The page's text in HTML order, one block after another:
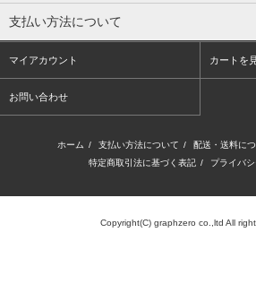
支払い方法について
マイアカウント カートを
お問い合わせ
ホーム / 支払い方法について / 配送・送料に
特定商取引法に基づく表記 / プライバ
Copyright(C) graphzero co.,ltd All